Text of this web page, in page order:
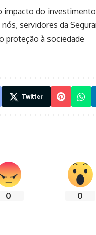
impacto do
servidores da
proteção à sociedade
Twitter
0 0